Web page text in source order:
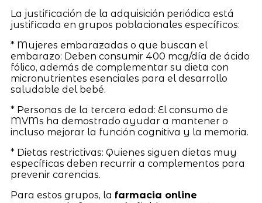
La justificación de la adquisición periódica está
justificada en grupos poblacionales específicos:
* Mujeres embarazadas o que buscan el
embarazo: Deben consumir 400 mcg/día de ácido
fólico, además de complementar su dieta con
micronutrientes esenciales para el desarrollo
saludable del bebé.
* Personas de la tercera edad: El consumo de
MVMs ha demostrado ayudar a mantener o
incluso mejorar la función cognitiva y la memoria.
* Dietas restrictivas: Quienes siguen dietas muy
específicas deben recurrir a complementos para
prevenir carencias.
Para estos grupos, la farmacia online